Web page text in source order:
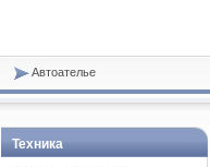
Автоателье
Техника